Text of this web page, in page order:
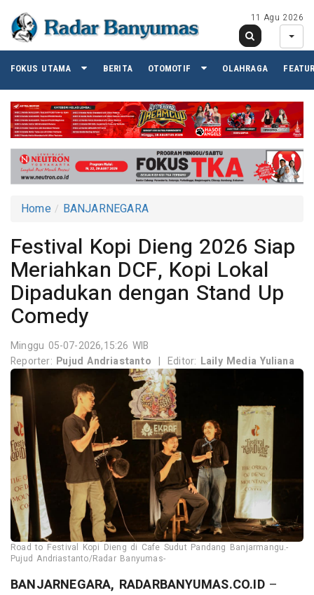
11 Agu 2026
FOKUS UTAMA BERITA OTOMOTIF OLAHRAGA
Home BANJARNEGARA
Festival Kopi Dieng 2026 Siap
Meriahkan DCF, Kopi Lokal
Dipadukan dengan Stand Up
Comedy
Minggu 05-07-2026,15:26 WIB
Reporter: Pujud Andriastanto | Editor: Laily Media Yuliana
Road to Festival Kopi Dieng di Cafe Sudut Pandang Banjarmangu.-
Pujud Andriastanto/Radar Banyumas-
BANJARNEGARA, RADARBANYUMAS.CO.ID–